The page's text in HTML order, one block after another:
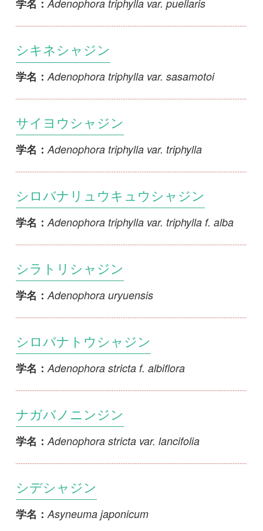
学名： Adenophora triphylla var. triphylla f. alba
シラトリシャジン
学名：Adenophora uryuensis
シロバナトウシャジン
ナガバノニンジン
シデシャジン
学名： Asyneuma japonicum
チシマギキョウ
学名： Campanula chamissonis
学名：Campanula chamissonis f. albiflora
ヤツシロソウ
学名：Campanula glomerata subsp. speciosa
シロバナヤツシロソウ